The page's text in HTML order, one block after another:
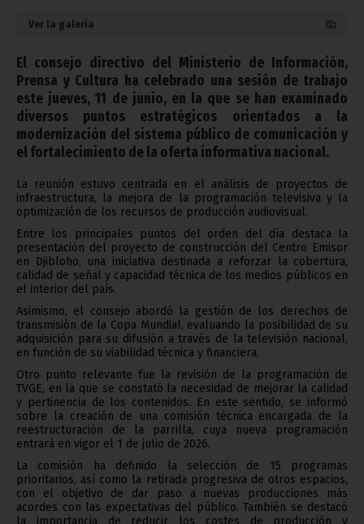
Ver la galería
El consejo directivo del Ministerio de Información,
Prensa y Cultura ha celebrado una sesión de trabajo
este jueves, 11 de junio, en la que se han examinado
diversos puntos estratégicos orientados a la
modernización del sistema público de comunicación y
el fortalecimiento de la oferta informativa nacional.
La reunión estuvo centrada en el análisis de proyectos de
infraestructura, la mejora de la programación televisiva y la
optimización de los recursos de producción audiovisual.
Entre los principales puntos del orden del día destaca la
presentación del proyecto de construcción del Centro Emisor
en Djibloho, una iniciativa destinada a reforzar la cobertura,
calidad de señal y capacidad técnica de los medios públicos en
el interior del país.
Asimismo, el consejo abordó la gestión de los derechos de
transmisión de la Copa Mundial, evaluando la posibilidad de su
adquisición para su difusión a través de la televisión nacional,
en función de su viabilidad técnica y financiera.
Otro punto relevante fue la revisión de la programación de
TVGE, en la que se constató la necesidad de mejorar la calidad
y pertinencia de los contenidos. En este sentido, se informó
sobre la creación de una comisión técnica encargada de la
reestructuración de la parrilla, cuya nueva programación
entrará en vigor el 1 de julio de 2026.
La comisión ha definido la selección de 15 programas
prioritarios, así como la retirada progresiva de otros espacios,
con el objetivo de dar paso a nuevas producciones más
acordes con las expectativas del público. También se destacó
la importancia de reducir los costes de producción y